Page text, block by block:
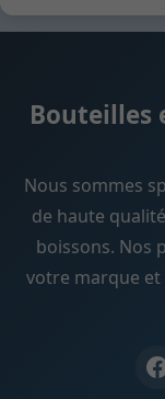
Bouteilles
Nous sommes
de haute
boissons. Nos
votre marque